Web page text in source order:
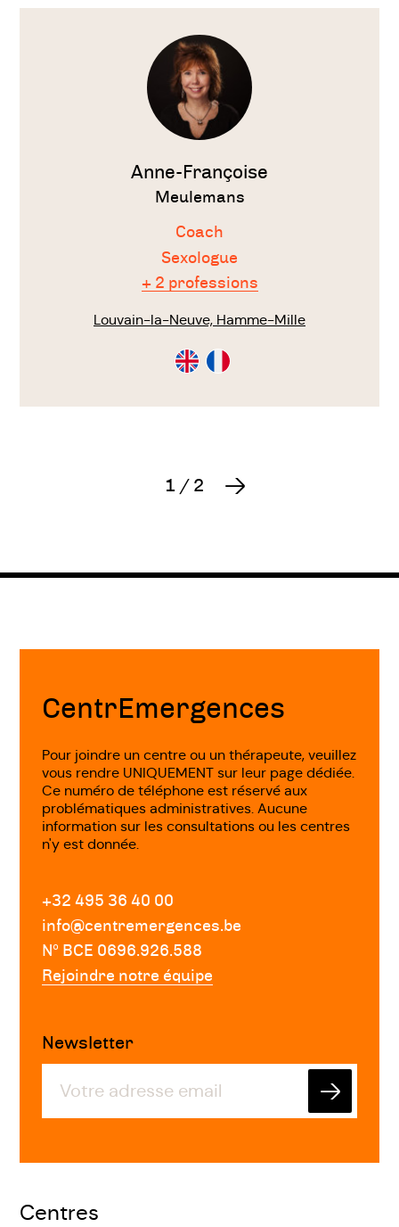
Voir
Anne-Françoise
Meulemans
Coach
Sexologue
+ 2 professions
Louvain-la-Neuve, Hamme-Mille
Consultation
en
Consultation
en
1 / 2
Fin
CentrEmergences
Pour joindre un centre ou un thérapeute, veuillez
vous rendre UNIQUEMENT sur leur page dédiée.
Ce numéro de téléphone est réservé aux
problématiques administratives. Aucune
information sur les consultations ou les centres
n'y est donnée.
+32 495 36 40 00
info@centremergences.be
Nº BCE 0696.926.588
Rejoindre notre équipe
Newsletter
Centres